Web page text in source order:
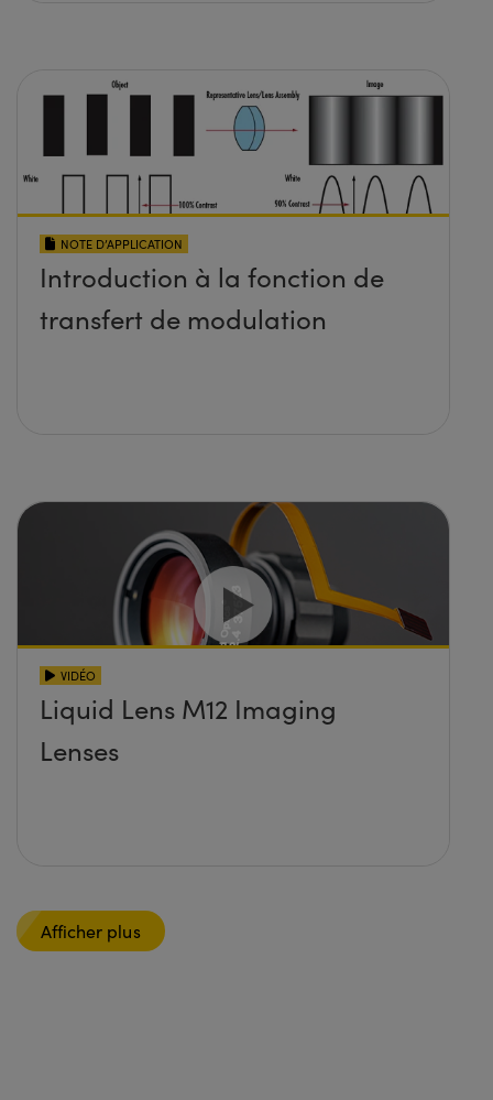
NOTE D’APPLICATION
Introduction à la fonction de
transfert de modulation
VIDÉO
Liquid Lens M12 Imaging
Lenses
Afficher plus